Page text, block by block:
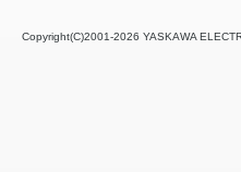
Copyright(C)2001‐2026 YASKAWA